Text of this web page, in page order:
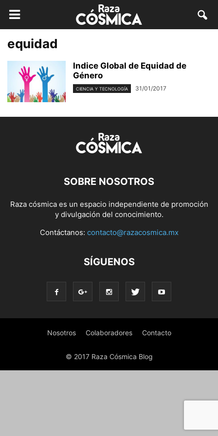
equidad
Indice Global de Equidad de
Género
CIENCIA Y TECNOLOGÍA 31/01/2017
SOBRE NOSOTROS
Raza cósmica es un espacio independiente de promoción
y divulgación del conocimiento.
Contáctanos: contacto@razacosmica.mx
SÍGUENOS
Nosotros Colaboradores Contacto
© 2017 Raza Cósmica Blog